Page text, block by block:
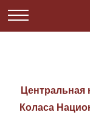
Центральная
Коласа